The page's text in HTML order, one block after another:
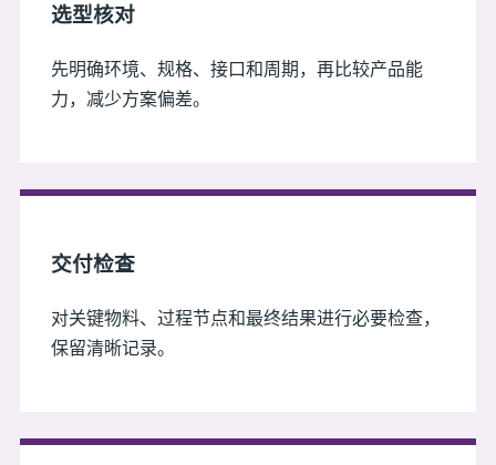
选型核对
先明确环境、规格、接口和周期，再比较产品能
力，减少方案偏差。
交付检查
对关键物料、过程节点和最终结果进行必要检查，
保留清晰记录。